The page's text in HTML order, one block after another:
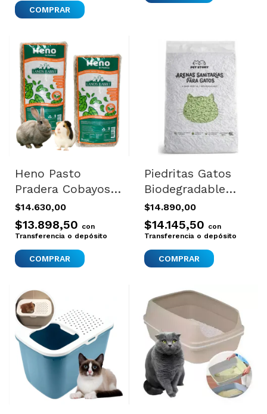
Heno Pasto
Pradera Cobayos
Conejos
Chinchillas X2
$14.630,00
$13.898,50 con
Transferencia o depósito
Piedritas Gatos
Biodegradable
Tipo Go Natural 6l
$14.890,00
$14.145,50 con
Transferencia o depósito
COMPRAR